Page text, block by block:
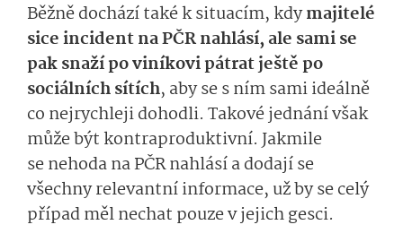
Běžně dochází také k situacím, kdymajitelé
sice incident na PČR nahlásí, ale sami se
pak snaží po viníkovi pátrat ještě po
sociálních sítích, aby se s ním sami ideálně
co nejrychleji dohodli. Takové jednání však
můžebýt kontraproduktivní. Jakmile
senehoda na PČR nahlásía dodají se
všechny relevantní informace, už by se celý
případ měl nechat pouzev jejich gesci.